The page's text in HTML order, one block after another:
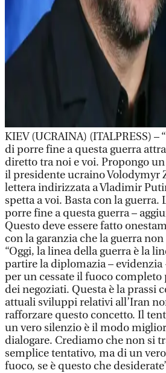
KIEV (UCRAINA) (ITALPRESS) –
di porre fine a questa guerra
diretto tra noi e voi. Propongo
il presidente ucraino Volodymyr
lettera indirizzata a Vladimir
spetta a voi. Basta con la guerra.
porre fine a questa guerra –
Questo deve essere fatto
con la garanzia che la guerra non
“Oggi, la linea della guerra è la
partire la diplomazia – evidenzia
per un cessate il fuoco
dei negoziati. Questa è la prassi
attuali sviluppi relativi all’Iran
rafforzare questo concetto. Il
un vero silenzio è il modo
dialogare. Crediamo che non si
semplice tentativo, ma di un
fuoco, se è questo che